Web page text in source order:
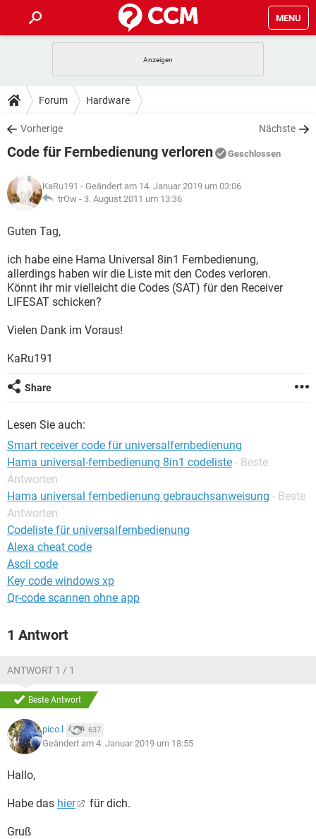
MENU
ANDROID
WINDOWS 10
WHATSAPP TIKTOK
FACEBOOK
TIPPS & TRICKS
SPIELE
WHATSAPP TIKTOK
DOWNLOADS
SPIELE STREAMING
ANDROID
WINDOWS 10 INSTAGRAM
WHATSAPP
SPIELE STREAMING
WINDOWS 10
WHATSAPP TIKTOK
FACEBOOK HARDWARE
LEXIKON
SPIELE
WINDOWS 10 INSTAGRAM
WHATSAPP TIKTOK
Forum Hardware
Vorherige Nächste
Code für Fernbedienung verloren Geschlossen
KaRu191 - Geändert am 14. Januar 2019 um 03:06
trOw - 3. August 2011 um 13:36
Guten Tag,
ich habe eine Hama Universal 8in1 Fernbedienung,
allerdings haben wir die Liste mit den Codes verloren.
Könnt ihr mir vielleicht die Codes (SAT) für den Receiver
LIFESAT schicken?
Vielen Dank im Voraus!
KaRu191
Share
Lesen Sie auch:
Smart receiver code für universalfernbedienung
Hama universal-fernbedienung 8in1 codeliste - Beste
Antworten
Hama universal fernbedienung gebrauchsanweisung - Beste
Antworten
Codeliste für universalfernbedienung
Alexa cheat code
Ascii code
Key code windows xp
Qr-code scannen ohne app
1 Antwort
ANTWORT 1 / 1
Beste Antwort
pico.l 637
Geändert am 4. Januar 2019 um 18:55
Hallo,
Habe das hier für dich.
Gruß